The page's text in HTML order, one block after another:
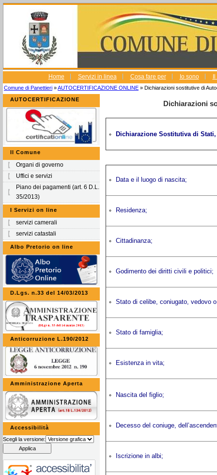
Home Servizi in linea Cosa fare per Io sono
Comune di Panettieri »AUTOCERTIFICAZIONE ONLINE » Dichiarazioni sostitutive di
AUTOCERTIFICAZIONE
Il Comune
Organi di governo
Uffici e servizi
Piano dei pagamenti (art. 6 D.L.
35/2013)
I Servizi on line
servizi camerali
servizi catastali
Albo Pretorio on line
D.Lgs. n.33 del 14/03/2013
Anticorruzione L.190/2012
Amministrazione Aperta
Accessibilità
Scegli la versione:
Dichiarazioni
Dichiarazione Sostitutiva di
Data e il luogo di nascita;
Residenza;
Cittadinanza;
Godimento dei diritti civili e politici;
Stato di celibe, coniugato, vedovo
Stato di famiglia;
Esistenza in vita;
Nascita del figlio;
Decesso del coniuge,
Iscrizione in albi;